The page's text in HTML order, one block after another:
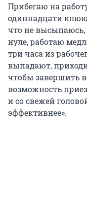
Прибегаю на
одиннадцати клюю
что не высыпаюсь,
нуле, работаю
три часа из
выпадают,
чтобы завершить
возможность
и со свежей
эффективнее».